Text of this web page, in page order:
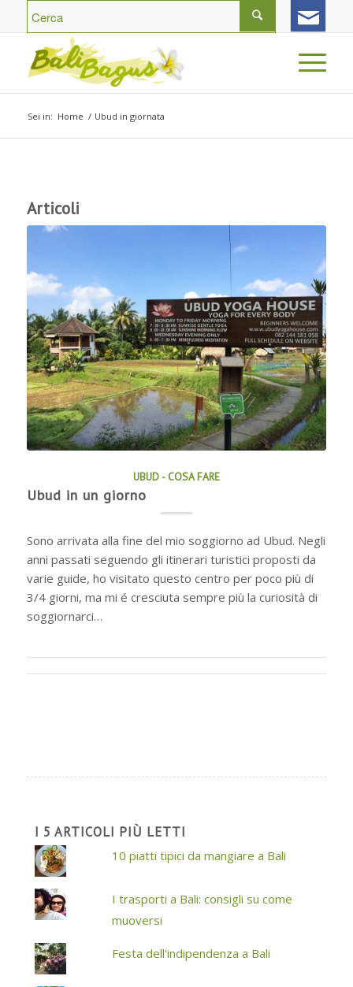
Sei in: Home / Ubud in giornata
Articoli
UBUD - COSA FARE
Ubud in un giorno
Sono arrivata alla fine del mio soggiorno ad Ubud. Negli
anni passati seguendo gli itinerari turistici proposti da
varie guide, ho visitato questo centro per poco più di
3/4 giorni, ma mi é cresciuta sempre più la curiosità di
soggiornarci…
I 5 ARTICOLI PIÙ LETTI
10 piatti tipici da mangiare a Bali
I trasporti a Bali: consigli su come
muoversi
Festa dell'indipendenza a Bali